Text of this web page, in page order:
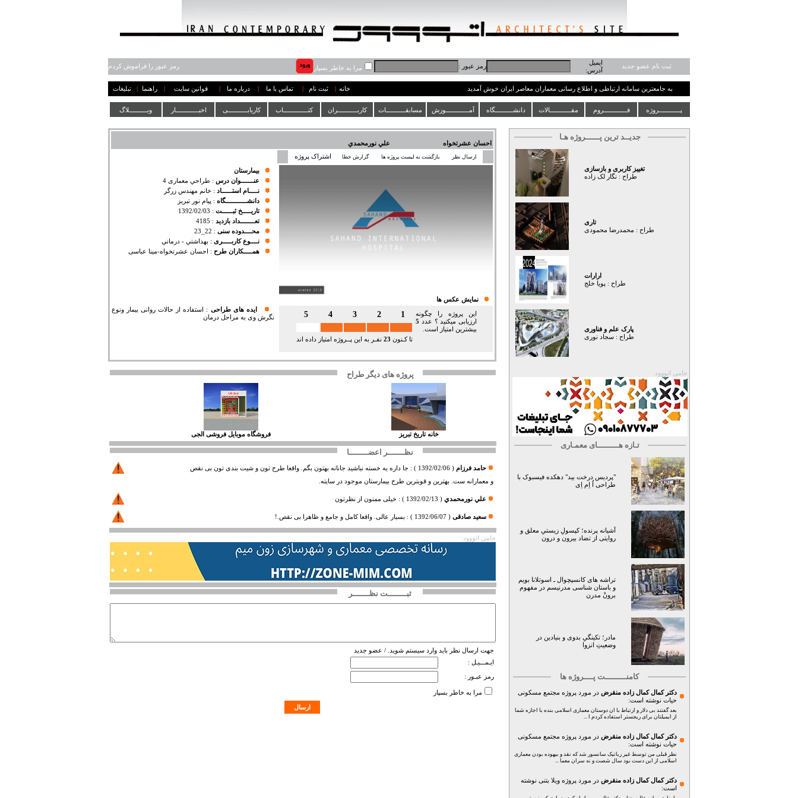
ثبت نام عضو جدید
ایمیل
آدرس:
رمز عبور : مرا به خاطر بسپار رمز عبور را فراموش کردم
به جامعترین سامانه ارتباطی و اطلاع رسانی معماران معاصر ایران خوش آمدید خانه ثبت نام تماس با ما درباره ما قوانین سایت راهنما تبلیغات
پــــــــــــروژه فـــــــــــــروم مقــــــــــــالات دانشــــــــــگاه آمـــــــــــــوزش مسابقـــــــــــات کاربـــــــــــران کتــــــــــــــاب کاریابـــــــــــی اخبـــــــــــــار وبــــــــــلاگ
جدیــد ترین پــــــروژه هـا
تغییز کاربری و بازسازی
طراح : نگار لک زاده
تاری
طراح : محمدرضا محمودی
ارارات
طراح : پویا خلج
پارک علم و فناوری
طراح : سجاد نوری
حامی اتووود
تـازه هـــــــــای معمـاری
"پردیس درخت بید" دهکده فیسبوک با
طراحی اُ اِم اِی
آشیانه پرنده؛ کپسولِ زیستیِ معلق و
روایتی از تضاد بیرون و درون
تراشه های کانسپچوال ـ اسوتلانا بویم
و باستان شناسی مدرنیسم در مفهوم
برونْ مدرن
مادر؛ تکینگیِ بدوی و بنیادین در
وضعیتِ انزوا
کامنـــــــــت پــــروژه ها
دکتر کمال کمال زاده منقرض در مورد پروژه مجتمع مسکونی
حیات نوشته است:
بعد گفتند بی دلار و ارتباط با ان دوستان معماری اسلامی بنده با اجازه شما
از ایمیلتان برای ریجستر استفاده کردم ا ...
دکتر کمال کمال زاده منقرض در مورد پروژه مجتمع مسکونی
حیات نوشته است:
نظر قبلی من توسط غیر رباتیک سانسور شد که نقد و بیهوده بودن معماری
اسلامی از این دست بود سال شصت و نه سران معما ...
دکتر کمال کمال زاده منقرض در مورد پروژه ویلا بتنی نوشته
است:
احسان عشرتخواه علي نورمحمدي
ارسال نظر بازگشت به لیست پروژه ها گزارش خطا اشتراک پروژه
نمایش عکس ها
بیمارستان
عنـــــــوان درس : طراحي معماری 4
نـــــام استــــــاد : خانم مهندس زرگر
دانشــــــــــــگاه : پیام نور تبریز
تاریـــــخ ثبــــــت :
1392/02/03
تعــــــــداد بازدید :
4185
محــــدوده سنی :
22_23
نــــوع کاربـــــری : بهداشتي - درماني
همـــــکاران طرح : احسان عشرتخواه-مینا عباسی
این پروژه را چگونه
ارزیابی میکنید ؟ عدد 5
بیشترین امتیاز است.
1
2
3
4
5
تا کـنون 23 نفـر به این پــروژه امتیاز داده اند
ایده های طراحی :
استفاده از حالات روانی بیمار ونوع
نگرش وی به مراحل درمان
پروژه های دیگر طراح
خانه تاريخ تبريز فروشگاه موبایل فروشی الجی
نظـــــــر اعضــــــــا
حامد فرزام (
1392/02/06
) : جا داره یه خسته نباشید جانانه بهتون بگم. واقعا طرح تون و شیت بندی تون بی نقص
و معمارانه ست. بهترین و قویترین طرح بیمارستان موجود در سایته.
علي نورمحمدي (
1392/02/13
) : خیلی ممنون از نظرتون
سعید صادقی (
1392/06/07
) : بسیار عالی. واقعا کامل و جامع و ظاهرا بی نقص.!
حامی اتووود
ثبــــــــت نظـــــــر
جهت ارسال نظر باید وارد سیستم شوید. / عضو جدید
ایـمـــیـل :
رمز عبـور :
مرا به خاطر بسپار